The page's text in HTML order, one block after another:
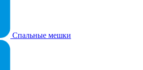
Спальные мешки